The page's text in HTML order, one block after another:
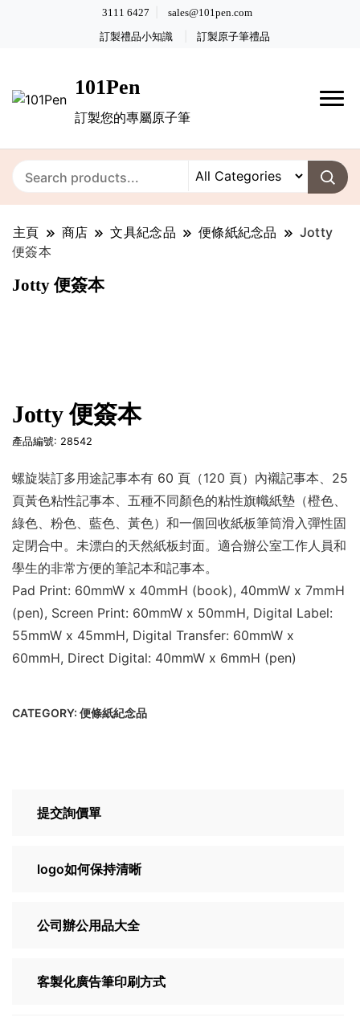
3111 6427 sales@101pen.com
訂製禮品小知識 訂製原子筆禮品
101Pen
訂製您的專屬原子筆
主頁 商店 文具紀念品 便條紙紀念品
Jotty
便簽本
Jotty 便簽本
Jotty 便簽本
產品編號: 28542
螺旋裝訂多用途記事本有 60 頁（120 頁）內襯記事本、25
頁黃色粘性記事本、五種不同顏色的粘性旗幟紙墊（橙色、
綠色、粉色、藍色、黃色）和一個回收紙板筆筒滑入彈性固
定閉合中。未漂白的天然紙板封面。適合辦公室工作人員和
學生的非常方便的筆記本和記事本。
Pad Print: 60mmW x 40mmH (book), 40mmW x 7mmH
(pen), Screen Print: 60mmW x 50mmH, Digital Label:
55mmW x 45mmH, Digital Transfer: 60mmW x
60mmH, Direct Digital: 40mmW x 6mmH (pen)
CATEGORY: 便條紙紀念品
提交詢價單
logo如何保持清晰
公司辦公用品大全
客製化廣告筆印刷方式